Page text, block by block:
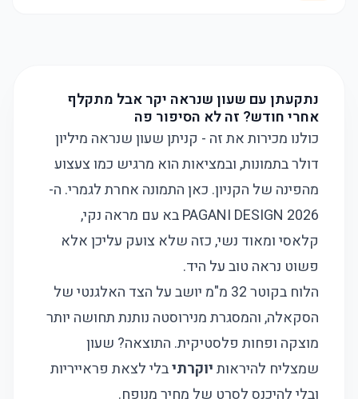
נתקעתן עם שעון שנראה יקר אבל מתקלף
אחרי חודש? זה לא הסיפור פה
כולנו מכירות את זה - קניתן שעון שנראה מיליון
דולר בתמונות, ובמציאות הוא מרגיש כמו צעצוע
מהפינה של הקניון. כאן התמונה אחרת לגמרי. ה-
PAGANI DESIGN 2026 בא עם מראה נקי,
קלאסי ומאוד נשי, כזה שלא צועק עליכן אלא
פשוט נראה טוב על היד.
הלוח בקוטר 32 מ"מ יושב על הצד האלגנטי של
הסקאלה, והמסגרת מנירוסטה נותנת תחושה יותר
מוצקה ופחות פלסטיקית. התוצאה? שעון
שמצליח להיראותיוקרתיבלי לצאת פראייריות
ובלי להיכנס לסרט של מחיר מנופח.